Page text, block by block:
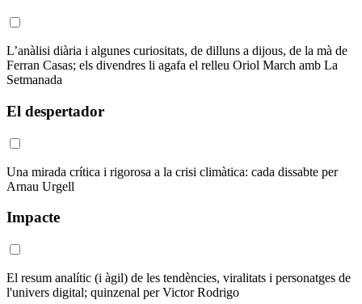
L’anàlisi diària i algunes curiositats, de dilluns a dijous, de la mà de
Ferran Casas; els divendres li agafa el relleu Oriol March amb La
Setmanada
El despertador
Una mirada crítica i rigorosa a la crisi climàtica: cada dissabte per
Arnau Urgell
Impacte
El resum analític (i àgil) de les tendències, viralitats i personatges de
l'univers digital; quinzenal per Victor Rodrigo